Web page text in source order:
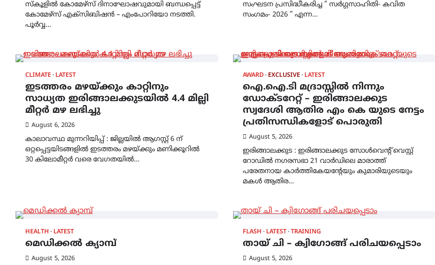
സ്കൂളിൽ കോമേഴ്സ് ദിനാഘോഷവുമായി ബന്ധപ്പെട്ട്
കോമേഴ്‌സ് എക്സിബിഷൻ – എംപോറിയോ നടത്തി.
പൂർവ്വ…
സംഘടന പ്രസിദ്ധീകരിച്ച ” സർഗ്ഗസാഹിതി- കവിത
സംഗമം- 2026 ” എന്ന…
CLIMATE LATEST
ഇടത്തരം മഴയ്ക്കും കാറ്റിനും
സാധ്യത ഇരിങ്ങാലക്കുടയിൽ 4.4 മില്ലി
മീറ്റർ മഴ ലഭിച്ചു
August 6, 2026
കാലാവസ്ഥ മുന്നറിയിപ്പ് : ജില്ലയിൽ ആഗസ്റ്റ് 6 ന്
ഒറ്റപ്പെട്ടയിടങ്ങളിൽ ഇടത്തരം മഴയ്ക്കും മണിക്കൂറിൽ
30 കിലോമീറ്റർ വരെ വേഗതയിൽ…
AWARD EXCLUSIVE LATEST
ഐ.ഐ.ടി മദ്രാസ്സിൽ നിന്നും
ഡോക്ടറേറ്റ് – ഇരിങ്ങാലക്കുട
സ്വദേശി ആതിര എം കെ യുടെ നേട്ടം
പ്രതിസന്ധികളോട് പൊരുതി
August 5, 2026
ഇരിങ്ങാലക്കുട : ഇരിങ്ങാലക്കുട സോൾവെന്റ് വെസ്റ്റ്
റോഡിൽ നഗരസഭാ 21 വാർഡിലെ മാരാത്ത്
പരേതനായ കാർത്തികേയന്റേയും കുമാരിയുടെയും
മകൾ ആതിര…
HEALTH LATEST
മെഡിക്കൽ ക്യാമ്പ്
August 5, 2026
FLASH LATEST TRAINING
തായ് ചി – ക്വിഗോങ്ങ് പരിചയപ്പെടാം
August 5, 2026